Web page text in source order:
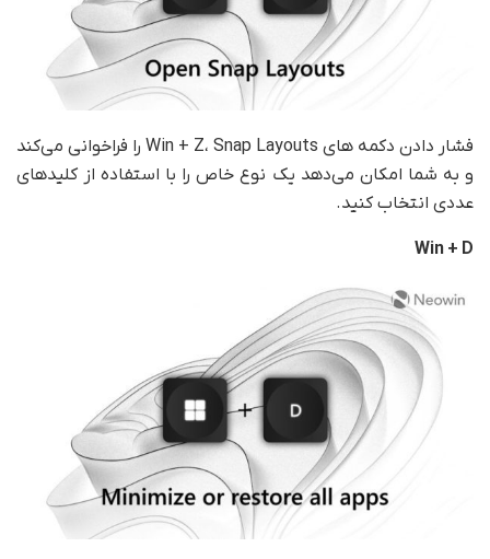
فشار دادن دکمه های Win + Z، Snap Layouts را فراخوانی می‌کند
و به شما امکان می‌دهد یک نوع خاص را با استفاده از کلیدهای
عددی انتخاب کنید.
Win + D